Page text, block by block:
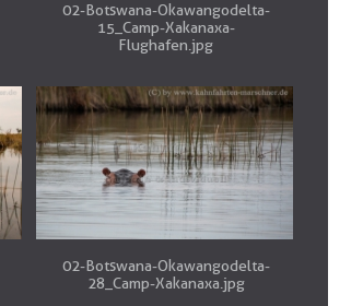
02-Botswana-Okawangodelta-
15_Camp-Xakanaxa-
Flughafen.jpg
02-Botswana-Okawangodelta-
28_Camp-Xakanaxa.jpg